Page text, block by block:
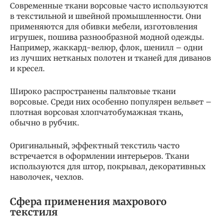
Современные ткани ворсовые часто используются
в текстильной и швейной промышленности. Они
применяются для обивки мебели, изготовления
игрушек, пошива разнообразной модной одежды.
Например, жаккард-велюр, флок, шенилл – одни
из лучших нетканых полотен и тканей для диванов
и кресел.
Широко распространены пальтовые ткани
ворсовые. Среди них особенно популярен вельвет –
плотная ворсовая хлопчатобумажная ткань,
обычно в рубчик.
Оригинальный, эффектный текстиль часто
встречается в оформлении интерьеров. Ткани
используются для штор, покрывал, декоративных
наволочек, чехлов.
Сфера применения махрового
текстиля